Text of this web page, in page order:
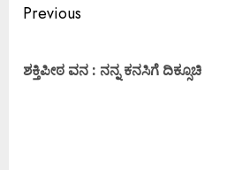
Previous
ಶಕ್ತಿಪೀಠ ವನ : ನನ್ನ ಕನಸಿಗೆ ದಿಕ್ಸೂಚಿ